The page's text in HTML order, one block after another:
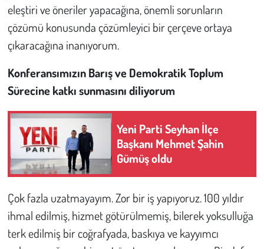
eleştiri ve öneriler yapacağına, önemli sorunların
çözümü konusunda çözümleyici bir çerçeve ortaya
çıkaracağına inanıyorum.
Konferansımızın Barış ve Demokratik Toplum
Sürecine katkı sunmasını diliyorum
Yeni Parti Seyhan İlçe
Başkanı Mehmet Şahin
Gümüş oldu
Çok fazla uzatmayayım. Zor bir iş yapıyoruz. 100 yıldır
ihmal edilmiş, hizmet götürülmemiş, bilerek yoksulluğa
terk edilmiş bir coğrafyada, baskıya ve kayyımcı